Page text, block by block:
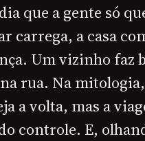
que a gente só
carrega, a casa
Um vizinho faz
rua. Na
a volta, mas a
controle. E,